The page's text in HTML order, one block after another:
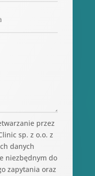
przez
sp. z o.o. z
danych
niezbędnym do
zapytania oraz